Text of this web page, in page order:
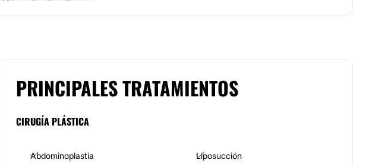
PRINCIPALES TRATAMIENTOS
CIRUGÍA PLÁSTICA
Abdominoplastia Liposucción